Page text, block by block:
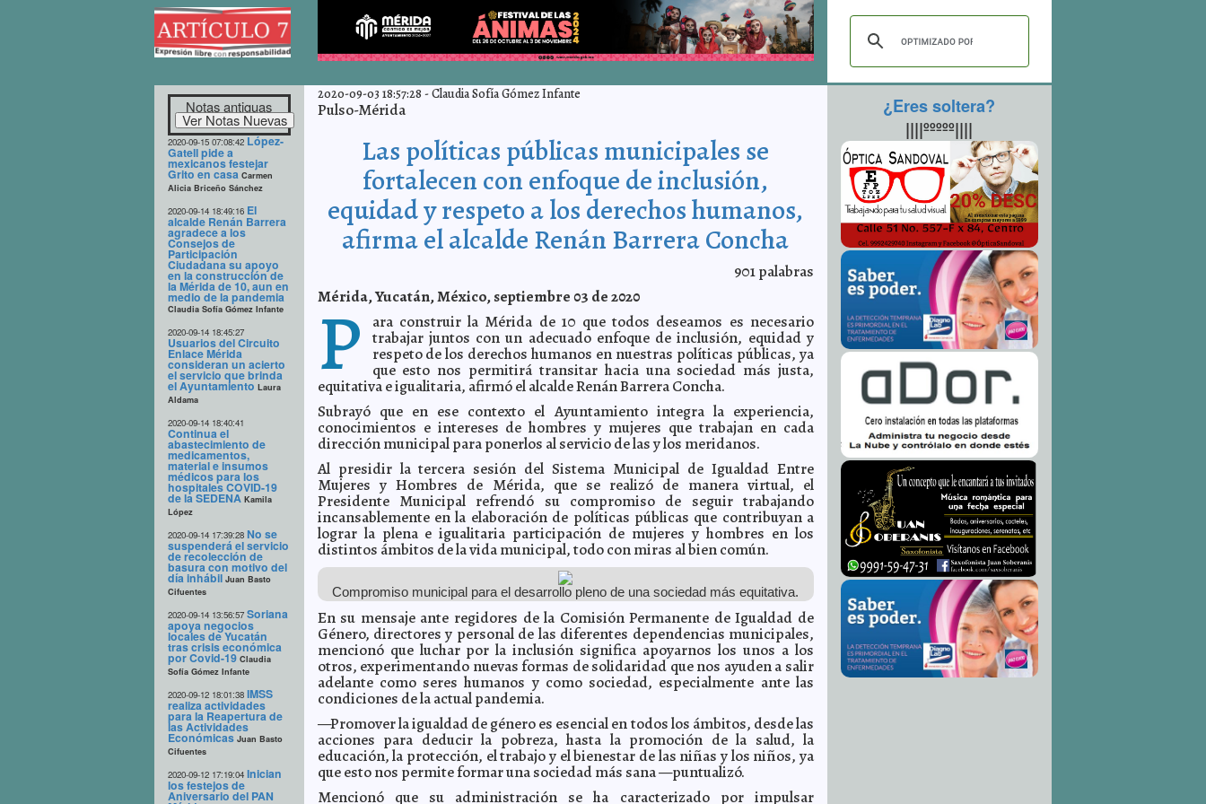
Notas antiguas
2020-09-15 07:08:42 López-
Gatell pide a
mexicanos festejar
Grito en casa Carmen
Alicia Briceño Sánchez
2020-09-14 18:49:16 El
alcalde Renán Barrera
agradece a los
Consejos de
Participación
Ciudadana su apoyo
en la construcción de
la Mérida de 10, aun en
medio de la pandemia
Claudia Sofía Gómez Infante
2020-09-14 18:45:27
Usuarios del Circuito
Enlace Mérida
consideran un acierto
el servicio que brinda
el Ayuntamiento Laura
Aldama
2020-09-14 18:40:41
Continua el
abastecimiento de
medicamentos,
material e insumos
médicos para los
hospitales COVID-19
de la SEDENA Kamila
López
2020-09-14 17:39:28 No se
suspenderá el servicio
de recolección de
basura con motivo del
día inhábil Juan Basto
Cifuentes
2020-09-14 13:56:57 Soriana
apoya negocios
locales de Yucatán
tras crisis económica
por Covid-19 Claudia
Sofía Gómez Infante
2020-09-12 18:01:38 IMSS
realiza actividades
para la Reapertura de
las Actividades
Económicas Juan Basto
Cifuentes
2020-09-12 17:19:04 Inician
los festejos de
Aniversario del PAN
2020-09-03 18:57:28 -Claudia Sofía Gómez Infante
Pulso-Mérida
Las políticas públicas municipales se
fortalecen con enfoque de inclusión,
equidad y respeto a los derechos humanos,
afirma el alcalde Renán Barrera Concha
901palabras
Mérida, Yucatán, México, septiembre 03 de 2020
P ara construir la Mérida de 10 que todos deseamos es necesario
trabajar juntos con un adecuado enfoque de inclusión, equidad y
respeto de los derechos humanos en nuestras políticas públicas, ya
que esto nos permitirá transitar hacia una sociedad más justa,
equitativa e igualitaria, afirmó el alcalde Renán Barrera Concha.
Subrayó que en ese contexto el Ayuntamiento integra la experiencia,
conocimientos e intereses de hombres y mujeres que trabajan en cada
dirección municipal para ponerlos al servicio de las y los meridanos.
Al presidir la tercera sesión del Sistema Municipal de Igualdad Entre
Mujeres y Hombres de Mérida, que se realizó de manera virtual, el
Presidente Municipal refrendó su compromiso de seguir trabajando
incansablemente en la elaboración de políticas públicas que contribuyan a
lograr la plena e igualitaria participación de mujeres y hombres en los
distintos ámbitos de la vida municipal, todo con miras al bien común.
Compromiso municipal para el desarrollo pleno de una sociedad más equitativa.
En su mensaje ante regidores de la Comisión Permanente de Igualdad de
Género, directores y personal de las diferentes dependencias municipales,
mencionó que luchar por la inclusión significa apoyarnos los unos a los
otros, experimentando nuevas formas de solidaridad que nos ayuden a salir
adelante como seres humanos y como sociedad, especialmente ante las
condiciones de la actual pandemia.
—Promover la igualdad de género es esencial en todos los ámbitos, desde las
acciones para deducir la pobreza, hasta la promoción de la salud, la
educación, la protección, el trabajo y el bienestar de las niñas y los niños, ya
que esto nos permite formar una sociedad más sana —puntualizó.
Mencionó que su administración se ha caracterizado por impulsar
¿Eres soltera?
||||ººººº||||